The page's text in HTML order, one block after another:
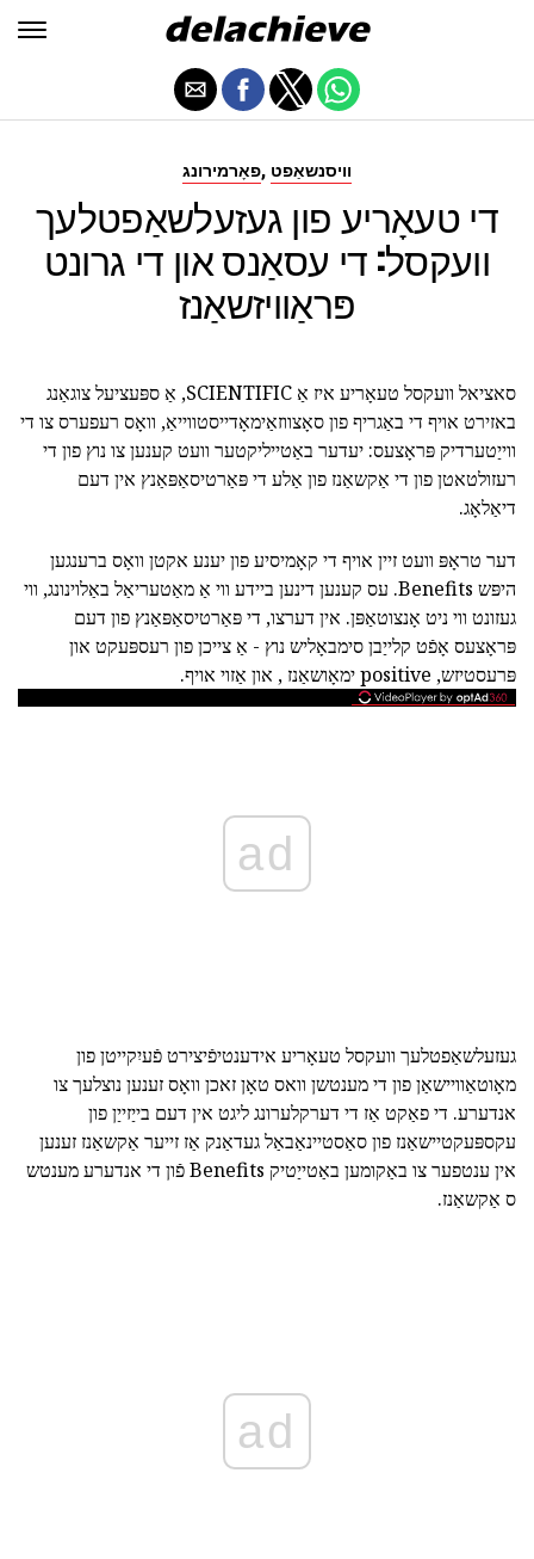
פאָרמירונג, וויסנשאַפט
די טעאָריע פון געזעלשאַפטלעך
וועקסל: די עסאַנס און די גרונט
פּראַוויזשאַנז
סאציאל וועקסל טעאָריע איז אַ SCIENTIFIC, אַ ספּעציעל צוגאַנג
באזירט אויף די באַגריף פון סאָצווזאַימאָדייסטווייאַ, וואָס רעפערס צו די
ווייַטערדיק פּראָצעס: יעדער באַטייליקטער וועט קענען צו נוץ פון די
רעזולטאטן פון די אַקשאַנז פון אַלע די פּאַרטיסאַפּאַנץ אין דעם
דיאַלאָג.
דער טראָפּ וועט זיין אויף די קאָמיסיע פון יענע אקטן וואָס ברענגען
היפּש Benefits. עס קענען דינען ביידע ווי אַ מאַטעריאַל באַלוינונג, ווי
געזונט ווי ניט אָנצוטאַפּן. אין דערצו, די פּאַרטיסאַפּאַנץ פון דעם
פּראָצעס אָפֿט קלייַבן סימבאָליש נוץ - אַ צייכן פון רעספּעקט און
פּרעסטיזש, positive ימאָושאַנז , און אַזוי אויף.
ad
געזעלשאַפטלעך וועקסל טעאָריע אידענטיפֿיצירט פֿעיִקייטן פון
מאָוטאַוויישאַן פון די מענטשן וואס טאָן זאכן וואָס זענען נוצלעך צו
אנדערע. די פאַקט אַז די דערקלערונג ליגט אין דעם בייַזייַן פון
עקספּעקטיישאַנז פון סאַסטיינאַבאַל געדאַנק אַז זייער אַקשאַנז זענען
אין ענטפער צו באַקומען באַטייַטיק Benefits פֿון די אנדערע מענטש
ס אַקשאַנז.
ad